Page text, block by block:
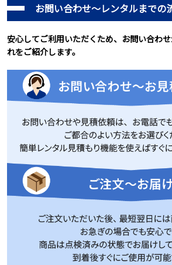
お問い合わせ～レンタルまでの
安心してご利用いただくため、お問い合わ
れをご紹介します。